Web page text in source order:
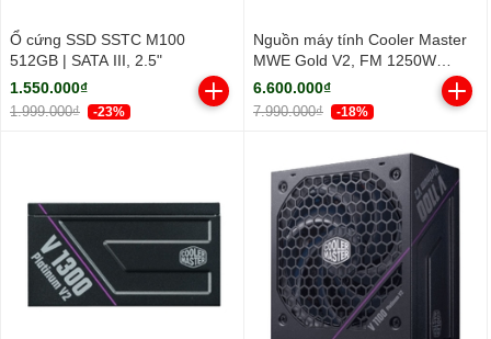
Ổ cứng SSD SSTC M100
512GB | SATA III, 2.5"
1.550.000₫
1.999.000₫ -23%
Nguồn máy tính Cooler Master
MWE Gold V2, FM 1250W
ATX3.1 A/EU Cable (80 Plus
Gold/ Full-Modular/ ATX/ Đen)
6.600.000₫
7.990.000₫ -18%